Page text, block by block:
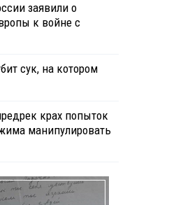
заявили о
к войне с
сук, на котором
крах попыток
манипулировать